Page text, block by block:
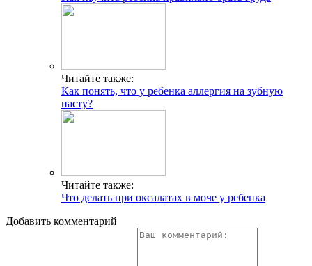
Читайте также:
Как понять, что у ребенка аллергия на зубную
пасту?
Читайте также:
Что делать при оксалатах в моче у ребенка
Добавить комментарий